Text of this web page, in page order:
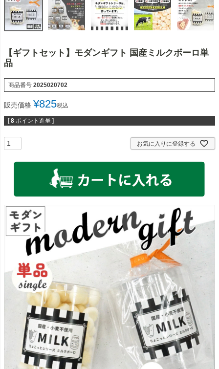
【ギフトセット】モダンギフト 国産ミルクボーロ単
品
商品番号 2025020702
販売価格 ¥825税込
[ 8 ポイント進呈 ]
お気に入りに登録する